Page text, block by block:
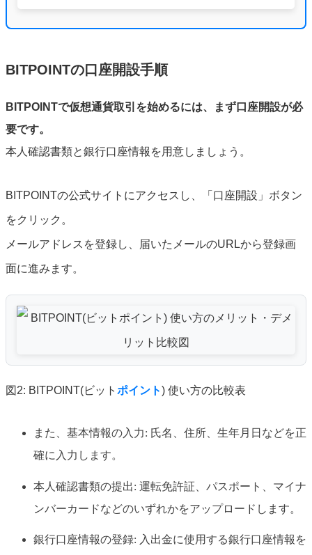
BITPOINTの口座開設手順
BITPOINTで仮想通貨取引を始めるには、まず口座開設が必
要です。
本人確認書類と銀行口座情報を用意しましょう。
BITPOINTの公式サイトにアクセスし、「口座開設」ボタン
をクリック。
メールアドレスを登録し、届いたメールのURLから登録画
面に進みます。
図2: BITPOINT(ビット ポイント) 使い方の比較表
また、基本情報の入力: 氏名、住所、生年月日などを正
確に入力します。
本人確認書類の提出: 運転免許証、パスポート、マイナ
ンバーカードなどのいずれかをアップロードします。
銀行口座情報の登録: 入出金に使用する銀行口座情報を